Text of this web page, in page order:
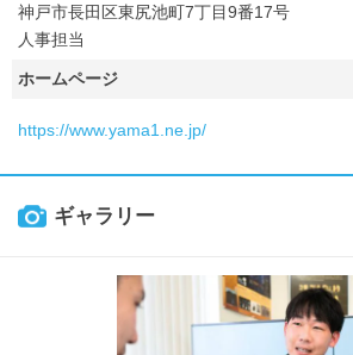
神戸市長田区東尻池町7丁目9番17号
人事担当
ホームページ
https://www.yama1.ne.jp/
ギャラリー